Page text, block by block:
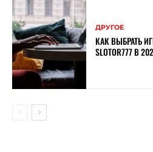
ДРУГОЕ
КАК ВЫБРАТЬ
SLOTOR777 В